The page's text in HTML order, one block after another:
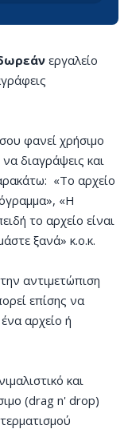
εργαλείο
φανεί χρήσιμο
διαγράψεις και
«Το αρχείο
«Η
το αρχείο είναι
ξανά» κ.ο.κ.
αντιμετώπιση
επίσης να
ένα αρχείο ή
και
(drag n' drop)